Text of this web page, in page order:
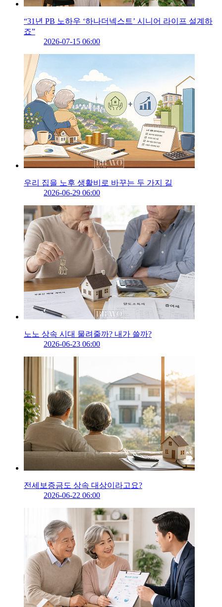
“31년 PB 노하우 ‘하나더넥스트’ 시니어 라이프 설계하
죠”
2026-07-15 06:00
우리 집을 노후 생활비로 바꾸는 두 가지 길
2026-06-29 06:00
노노 상속 시대 물려줄까? 내가 쓸까?
2026-06-23 06:00
전세보증금도 상속 대상이라고요?
2026-06-22 06:00